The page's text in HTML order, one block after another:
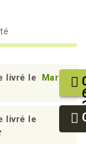
livré le
Mardi
livré le